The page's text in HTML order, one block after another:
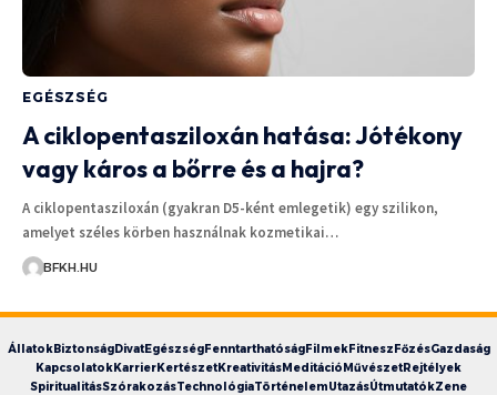
EGÉSZSÉG
A ciklopentasziloxán hatása: Jótékony
vagy káros a bőrre és a hajra?
A ciklopentasziloxán (gyakran D5-ként emlegetik) egy szilikon,
amelyet széles körben használnak kozmetikai…
BFKH.HU
ÁllatokBiztonságDivatEgészségFenntarthatóságFilmekFitneszFőzésGazdaság
KapcsolatokKarrierKertészetKreativitásMeditációMűvészetRejtélyek
SpiritualitásSzórakozásTechnológiaTörténelemUtazásÚtmutatókZene